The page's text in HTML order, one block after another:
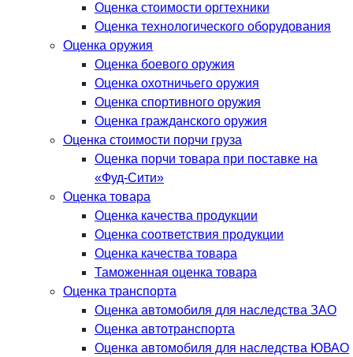
Оценка стоимости оргтехники
Оценка технологического оборудования
Оценка оружия
Оценка боевого оружия
Оценка охотничьего оружия
Оценка спортивного оружия
Оценка гражданского оружия
Оценка стоимости порчи груза
Оценка порчи товара при поставке на
«Фуд-Сити»
Оценка товара
Оценка качества продукции
Оценка соответствия продукции
Оценка качества товара
Таможенная оценка товара
Оценка транспорта
Оценка автомобиля для наследства ЗАО
Оценка автотранспорта
Оценка автомобиля для наследства ЮВАО